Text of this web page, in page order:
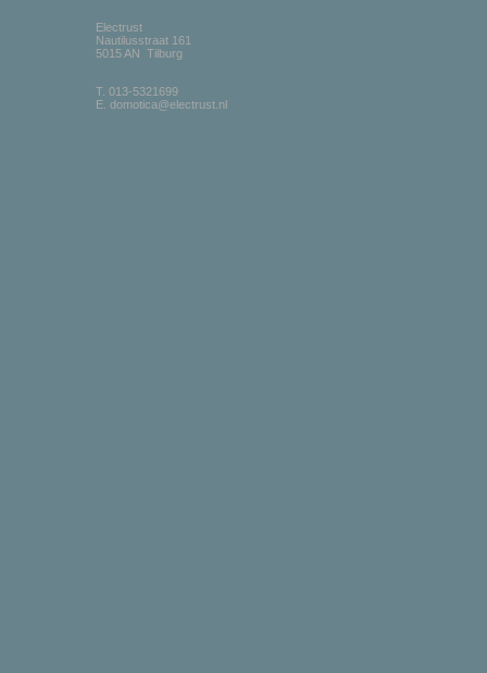
Electrust
Nautilusstraat 161
5015 AN Tilburg
T. 013-5321699
E. domotica@electrust.nl